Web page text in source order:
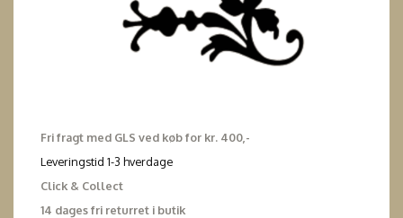
Fri fragt med GLS ved køb for kr. 400,-
Leveringstid 1-3 hverdage
Click & Collect
14 dages fri returret i butik